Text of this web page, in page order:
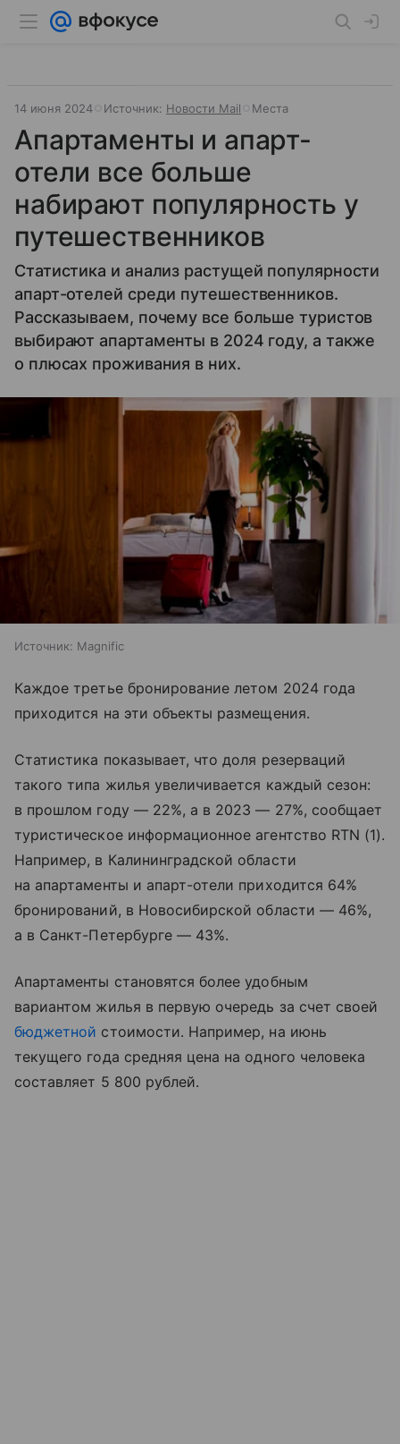
14 июня 2024 Источник: Новости Mail Места
Апартаменты и апарт-
отели все больше
набирают популярность у
путешественников
Статистика и анализ растущей популярности
апарт-отелей среди путешественников.
Рассказываем, почему все больше туристов
выбирают апартаменты в 2024 году, а также
о плюсах проживания в них.
Источник: Magnific
Каждое третье бронирование летом 2024 года
приходится на эти объекты размещения.
Статистика показывает, что доля резерваций
такого типа жилья увеличивается каждый сезон:
в прошлом году — 22%, а в 2023 — 27%, сообщает
туристическое информационное агентство RTN (1).
Например, в Калининградской области
на апартаменты и апарт-отели приходится 64%
бронирований, в Новосибирской области — 46%,
а в Санкт-Петербурге — 43%.
Апартаменты становятся более удобным
вариантом жилья в первую очередь за счет своей
бюджетной стоимости. Например, на июнь
текущего года средняя цена на одного человека
составляет 5 800 рублей.